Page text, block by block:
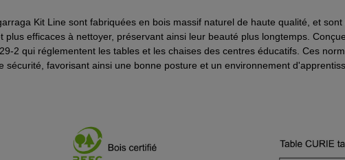
Kit Line sont fabriquées en bois massif naturel de haute qualité, et
plus efficaces à nettoyer, préservant ainsi leur beauté plus longtemps.
2 qui réglementent les tables et les chaises des centres éducatifs. Ces
sécurité, favorisant ainsi une bonne posture et un environnement